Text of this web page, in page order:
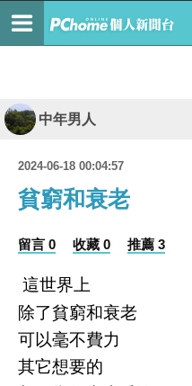
中年男人
2024-06-18 00:04:57
貧窮和衰老
留言 0 收藏 0 推薦 3
這世界上
除了貧窮和衰老
可以毫不費力
其它想要的